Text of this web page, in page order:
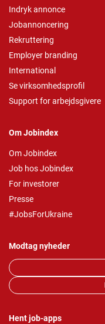
Indryk annonce
Jobannoncering
Rekruttering
Employer branding
International
Se virksomhedsprofil
Support for arbejdsgivere
Om Jobindex
Om Jobindex
Job hos Jobindex
For investorer
Presse
#JobsForUkraine
Modtag nyheder
Hent job-apps